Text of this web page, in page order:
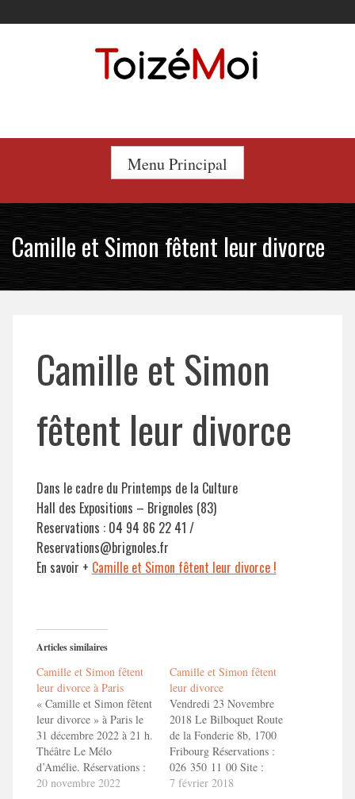
to
Menu Principal
Camille et Simon fêtent leur divorce
Camille et Simon
fêtent leur divorce
Dans le cadre du Printemps de la Culture
Hall des Expositions – Brignoles (83)
Reservations : 04 94 86 22 41 /
Reservations@brignoles.fr
En savoir + Camille et Simon fêtent leur divorce !
Articles similaires
Camille et Simon fêtent
leur divorce à Paris
« Camille et Simon fêtent
leur divorce » à Paris le
31 décembre 2022 à 21 h.
Théâtre Le Mélo
d’Amélie. Réservations :
01 40 26 11 11 ou
20 novembre 2022
Camille et Simon fêtent
leur divorce
Vendredi 23 Novembre
2018 Le Bilboquet Route
de la Fonderie 8b, 1700
Fribourg Réservations :
026 350 11 00 Site :
https://www.lebilboquet.ch/reservations/
7 février 2018